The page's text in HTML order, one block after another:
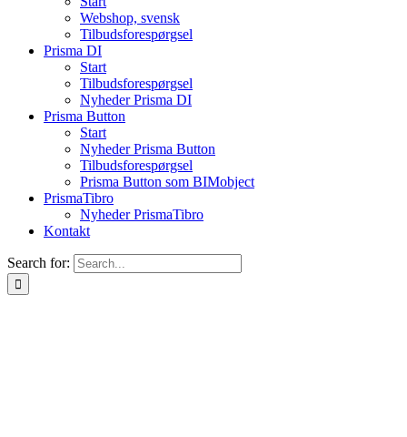
Webshop, svensk
Tilbudsforespørgsel
Prisma DI
Start
Tilbudsforespørgsel
Nyheder Prisma DI
Prisma Button
Start
Nyheder Prisma Button
Tilbudsforespørgsel
Prisma Button som BIMobject
PrismaTibro
Nyheder PrismaTibro
Kontakt
Search for: